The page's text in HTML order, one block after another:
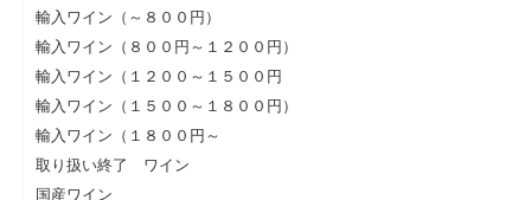
輸入ワイン（～８００円）
輸入ワイン（８００円～１２００円）
輸入ワイン（１２００～１５００円
輸入ワイン（１５００～１８００円）
輸入ワイン（１８００円～
取り扱い終了 ワイン
国産ワイン